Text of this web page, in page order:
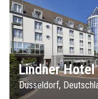
Lindner
Düsseldorf,